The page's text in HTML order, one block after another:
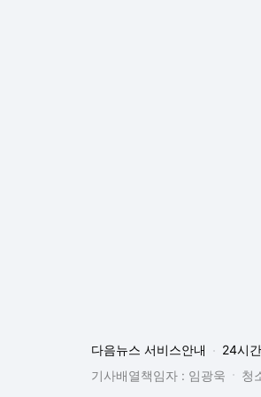
다음뉴스 서비스안내 24시
기사배열책임자 : 임광욱
청